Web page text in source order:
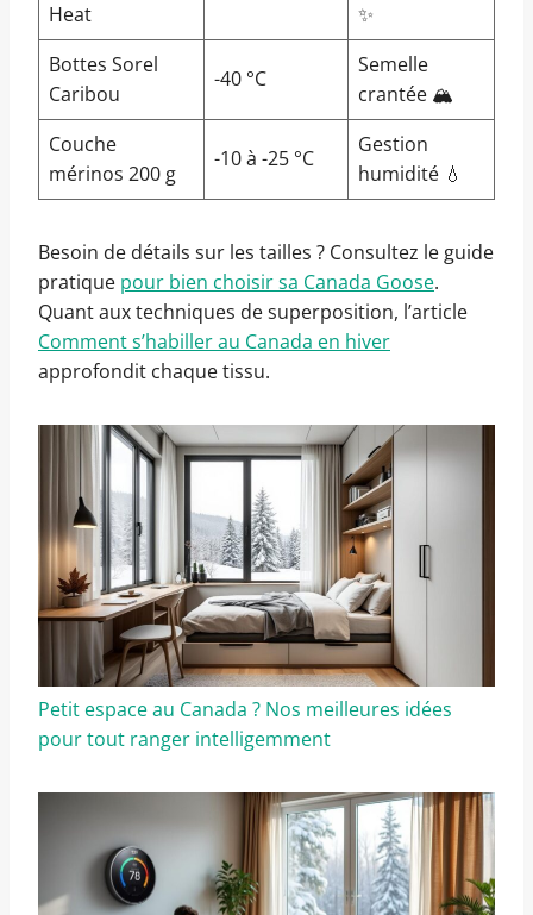
Heat
✨
Bottes Sorel
Caribou
-40 °C
Semelle
crantée 🏔️
Couche
mérinos 200 g
-10 à -25 °C
Gestion
humidité 💧
Besoin de détails sur les tailles ? Consultez le guide
pratique pour bien choisir sa Canada Goose.
Quant aux techniques de superposition, l’article
Comment s’habiller au Canada en hiver
approfondit chaque tissu.
Petit espace au Canada ? Nos meilleures idées
pour tout ranger intelligemment